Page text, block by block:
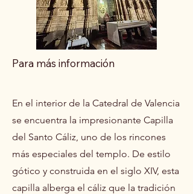
Para más información
En el interior de la Catedral de Valencia
se encuentra la impresionante Capilla
del Santo Cáliz, uno de los rincones
más especiales del templo. De estilo
gótico y construida en el siglo XIV, esta
capilla alberga el cáliz que la tradición